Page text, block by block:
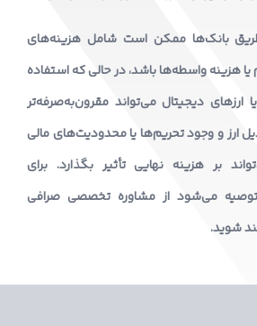
طریق بانک‌ها ممکن است شامل هزینه‌های
یا هزینه واسطه‌ها باشد، در حالی که استفاده
ارزهای دیجیتال می‌تواند مقرون‌به‌صرفه‌تر
ارز و وجود تحریم‌ها یا محدودیت‌های مالی
بر هزینه نهایی تأثیر بگذارد. برای
توصیه می‌شود از مشاوره تخصصی صرافی
شوید.